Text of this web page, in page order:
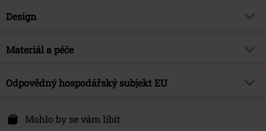
Zboží č.
Brand
Téma produktů
Basics, Gotika
Pohlaví
Design
Typ výrobku
Vytištěno
Ne
Způsob zapínání
Materiál a péče
Vrchní materiál
80% polyamid, 20% elastan
Odpovědný hospodářský subjekt EU
Darmer Esch 70 a
Mohlo by se vám líbit